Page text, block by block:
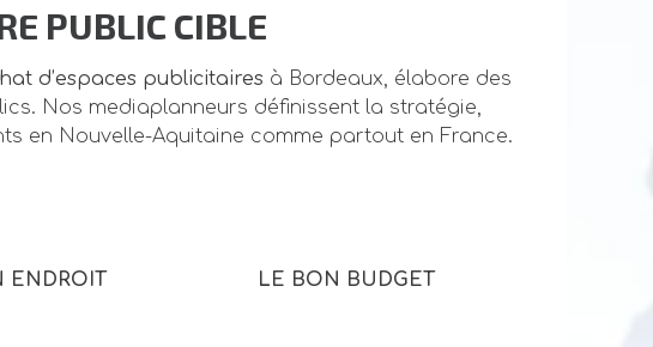
PUBLIC CIBLE
d’espaces publicitaires à Bordeaux, élabore des
Nos mediaplanneurs définissent la stratégie,
en Nouvelle-Aquitaine comme partout en France.
ENDROIT LE BON BUDGET